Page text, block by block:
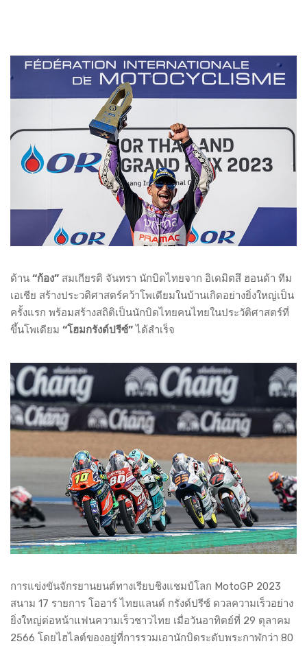
ด้าน “ก้อง” สมเกียรติ จันทรา นักบิดไทยจาก อิเดมิตสึ ฮอนด้า ทีม
เอเชีย สร้างประวติศาสตร์คว้าโพเดียมในบ้านเกิดอย่างยิ่งใหญ่เป็น
ครั้งแรก พร้อมสร้างสถิติเป็นนักบิดไทยคนไทยในประวัติศาสตร์ที่
ขึ้นโพเดียม “โฮมกรังด์ปรีซ์” ได้สำเร็จ
การแข่งขันจักรยานยนต์ทางเรียบชิงแชมป์โลก MotoGP 2023
สนาม 17 รายการ โออาร์ ไทยแลนด์ กรังด์ปรีซ์ ดวลความเร็วอย่าง
ยิ่งใหญ่ต่อหน้าแฟนความเร็วชาวไทย เมื่อวันอาทิตย์ที่ 29 ตุลาคม
2566 โดยไฮไลต์ของอยู่ที่การรวมเอานักบิดระดับพระกาฬกว่า 80